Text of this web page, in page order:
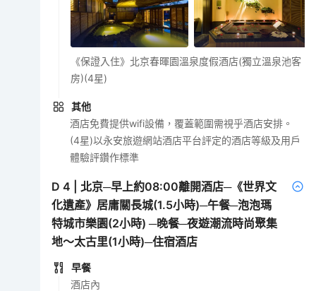
《保證入住》北京春暉園溫泉度假酒店(獨立溫泉池客
房)(4星)
其他
酒店免費提供wifi設備，覆蓋範圍需視乎酒店安排。
(4星)以永安旅遊網站酒店平台評定的酒店等級及用戶
體驗評鑽作標準
D4
北京─早上約08:00離開酒店─《世界文
化遺產》居庸關長城(1.5小時)─午餐─泡泡瑪
特城市樂園(2小時) ─晚餐─夜遊潮流時尚聚集
地～太古里(1小時)─住宿酒店
早餐
酒店內